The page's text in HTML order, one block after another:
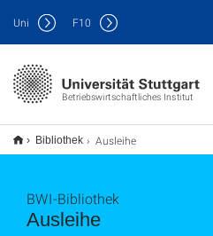
Betriebswirtschaftliches Institut
Uni F10
Bibliothek Ausleihe
Ausleihe
BWI-Bibliothek